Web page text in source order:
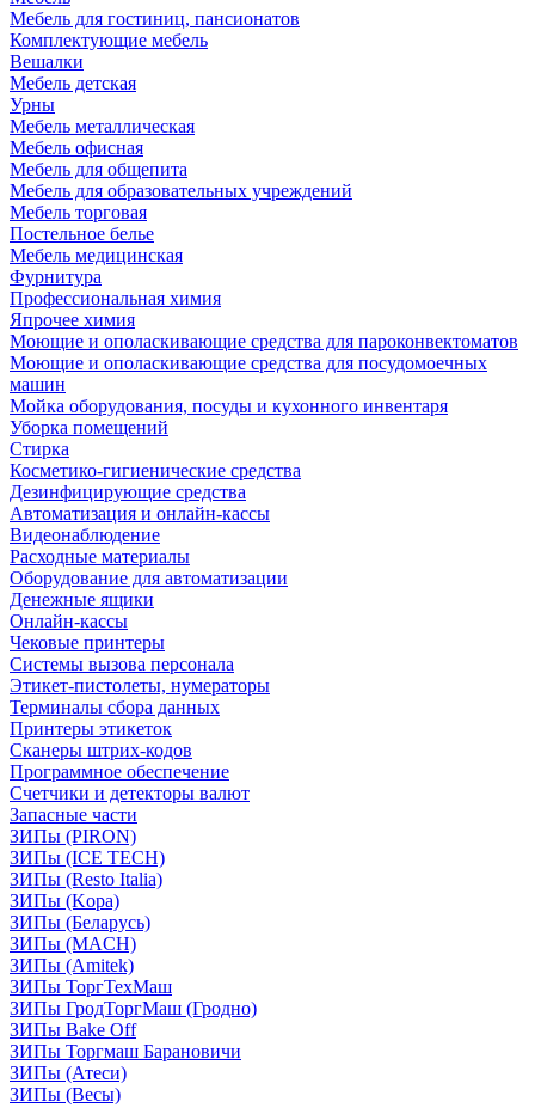
Мебель для гостиниц, пансионатов
Комплектующие мебель
Вешалки
Мебель детская
Урны
Мебель металлическая
Мебель офисная
Мебель для общепита
Мебель для образовательных учреждений
Мебель торговая
Постельное белье
Мебель медицинская
Фурнитура
Профессиональная химия
Япрочее химия
Моющие и ополаскивающие средства для пароконвектоматов
Моющие и ополаскивающие средства для посудомоечных
машин
Мойка оборудования, посуды и кухонного инвентаря
Уборка помещений
Стирка
Косметико-гигиенические средства
Дезинфицирующие средства
Автоматизация и онлайн-кассы
Видеонаблюдение
Расходные материалы
Оборудование для автоматизации
Денежные ящики
Онлайн-кассы
Чековые принтеры
Системы вызова персонала
Этикет-пистолеты, нумераторы
Терминалы сбора данных
Принтеры этикеток
Сканеры штрих-кодов
Программное обеспечение
Счетчики и детекторы валют
Запасные части
ЗИПы (PIRON)
ЗИПы (ICE TECH)
ЗИПы (Resto Italia)
ЗИПы (Kopa)
ЗИПы (Беларусь)
ЗИПы (MACH)
ЗИПы (Amitek)
ЗИПы ТоргТехМаш
ЗИПы ГродТоргМаш (Гродно)
ЗИПы Bake Off
ЗИПы Торгмаш Барановичи
ЗИПы (Атеси)
ЗИПы (Весы)